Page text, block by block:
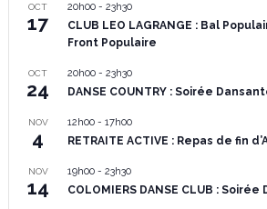
OCT
17
20h00- 23h30
CLUB LEO LAGRANGE : Bal
Front Populaire
OCT
24
20h00- 23h30
DANSE COUNTRY : Soirée
NOV
4
12h00- 17h00
RETRAITE ACTIVE : Repas de fin
NOV
14
19h00- 23h30
COLOMIERS DANSE CLUB :